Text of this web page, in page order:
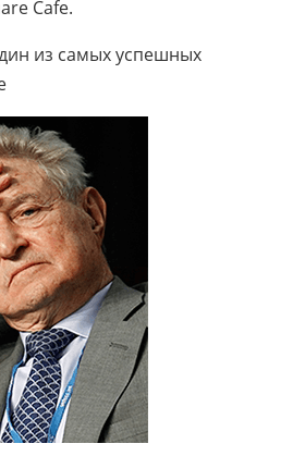
Cafe.
из самых успешных